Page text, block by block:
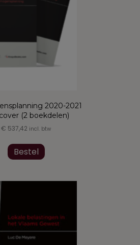
2020-2021
(2 boekdelen)
€ 537,42 incl. btw
Bestel